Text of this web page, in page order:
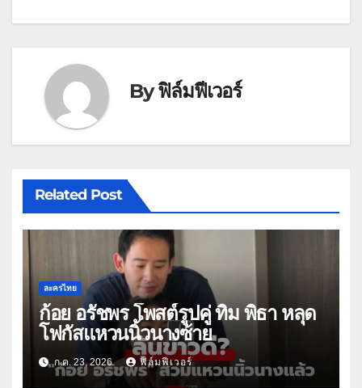
Byฟิล์มฟีเวอร์
Related Post
ละครไทย
ก้อย อรัชพร โพสต์รูปคู่ ทิม พิธา หลุด
โฟกัสแหวนนิ้วนางซ้าย
ก.ค. 23, 2026 ฟิล์มฟีเวอร์